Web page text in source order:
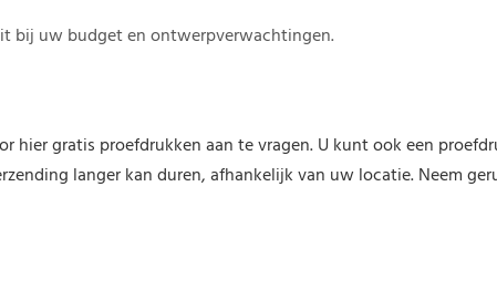
bij uw budget en ontwerpverwachtingen.
gratis proefdrukken aan te vragen. U kunt ook een
langer kan duren, afhankelijk van uw locatie. Neem